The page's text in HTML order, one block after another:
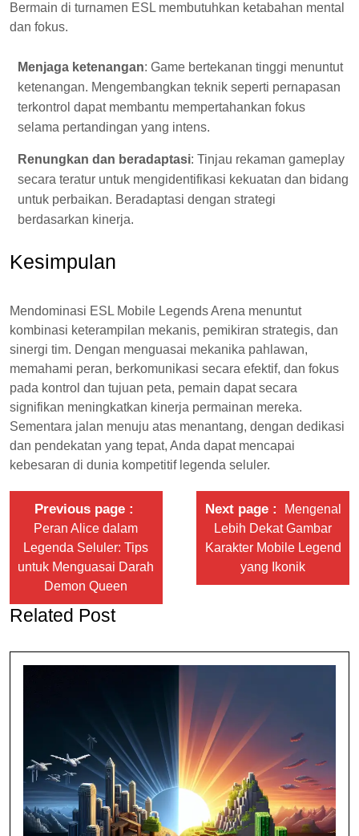
Bermain di turnamen ESL membutuhkan ketabahan mental
dan fokus.
Menjaga ketenangan: Game bertekanan tinggi menuntut
ketenangan. Mengembangkan teknik seperti pernapasan
terkontrol dapat membantu mempertahankan fokus
selama pertandingan yang intens.
Renungkan dan beradaptasi: Tinjau rekaman gameplay
secara teratur untuk mengidentifikasi kekuatan dan bidang
untuk perbaikan. Beradaptasi dengan strategi
berdasarkan kinerja.
Kesimpulan
Mendominasi ESL Mobile Legends Arena menuntut
kombinasi keterampilan mekanis, pemikiran strategis, dan
sinergi tim. Dengan menguasai mekanika pahlawan,
memahami peran, berkomunikasi secara efektif, dan fokus
pada kontrol dan tujuan peta, pemain dapat secara
signifikan meningkatkan kinerja permainan mereka.
Sementara jalan menuju atas menantang, dengan dedikasi
dan pendekatan yang tepat, Anda dapat mencapai
kebesaran di dunia kompetitif legenda seluler.
Previous page
Peran Alice dalam
Legenda Seluler: Tips
untuk Menguasai Darah
Demon Queen
Next page
Mengenal
Lebih Dekat Gambar
Karakter Mobile Legend
yang Ikonik
Related Post